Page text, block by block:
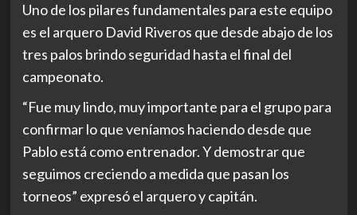
Uno de los pilares fundamentales para este equipo
es el arquero David Riveros que desde abajo de los
tres palos brindo seguridad hasta el final del
campeonato.
“Fue muy lindo, muy importante para el grupo para
confirmar lo que veníamos haciendo desde que
Pablo está como entrenador. Y demostrar que
seguimos creciendo a medida que pasan los
torneos” expresó el arquero y capitán.